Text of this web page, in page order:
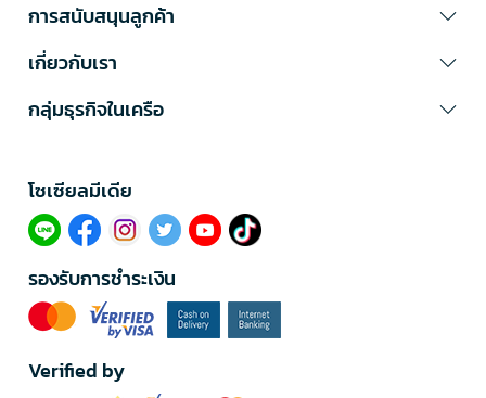
การสนับสนุนลูกค้า
เกี่ยวกับเรา
กลุ่มธุรกิจในเครือ
โซเซียลมีเดีย​
รองรับการชำระเงิน
Verified by